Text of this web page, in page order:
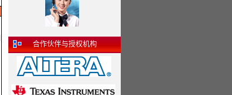
合作伙伴与授权机构